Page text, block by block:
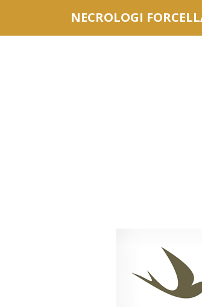
NECROLOGI
scorrendo questa pagina,